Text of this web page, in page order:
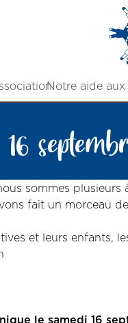
Notre aide
sommes
fait un morceau
et leurs enfants,
le samedi 16